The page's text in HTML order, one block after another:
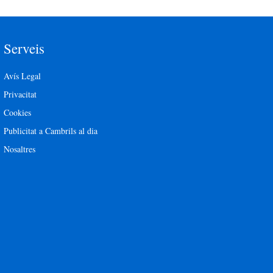
Serveis
Avís Legal
Privacitat
Cookies
Publicitat a Cambrils al dia
Nosaltres